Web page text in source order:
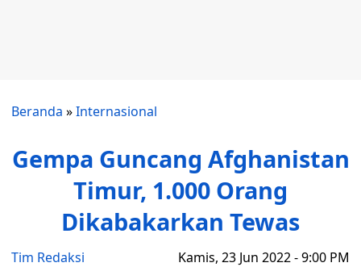
Beranda »Internasional
Gempa Guncang Afghanistan
Timur, 1.000 Orang
Dikabakarkan Tewas
Tim Redaksi Kamis, 23 Jun 2022 - 9:00 PM